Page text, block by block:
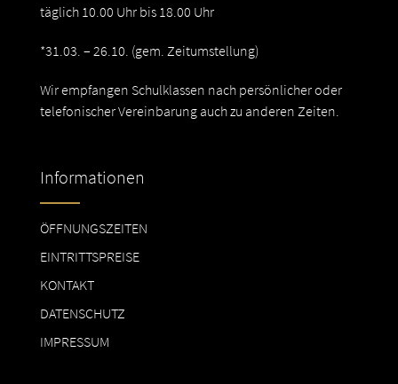
täglich 10.00 Uhr bis 18.00 Uhr
*31.03. – 26.10. (gem. Zeitumstellung)
Wir empfangen Schulklassen nach persönlicher oder
telefonischer Vereinbarung auch zu anderen Zeiten.
Informationen
ÖFFNUNGSZEITEN
EINTRITTSPREISE
KONTAKT
DATENSCHUTZ
IMPRESSUM